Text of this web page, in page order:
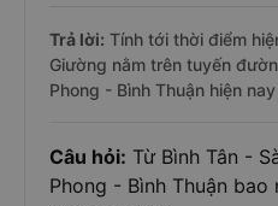
Trả lời: Tính tới thời điểm
Giường nằm trên tuyến
Phong - Bình Thuận hiện nay
Câu hỏi: Từ Bình Tân -
Phong - Bình Thuận bao